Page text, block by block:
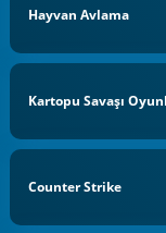
Hayvan Avlama
Kartopu Savaşı
Counter Strike